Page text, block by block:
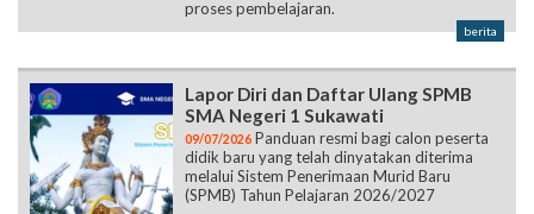
proses pembelajaran.
berita
Lapor Diri dan Daftar Ulang SPMB
SMA Negeri 1 Sukawati
09/07/2026 Panduan resmi bagi calon peserta
didik baru yang telah dinyatakan diterima
melalui Sistem Penerimaan Murid Baru
(SPMB) Tahun Pelajaran 2026/2027